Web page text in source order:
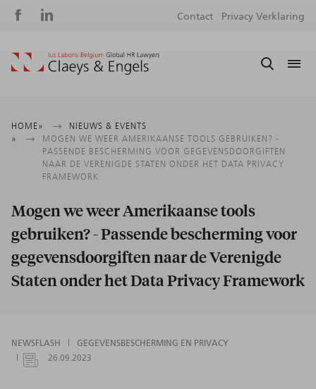
Social
Contact Privacy Verklaring
Kruimelpad
HOME
NIEUWS & EVENTS
MOGEN WE WEER AMERIKAANSE TOOLS GEBRUIKEN? -
PASSENDE BESCHERMING VOOR GEGEVENSDOORGIFTEN
NAAR DE VERENIGDE STATEN ONDER HET DATA PRIVACY
FRAMEWORK
Mogen we weer Amerikaanse tools
gebruiken? - Passende bescherming voor
gegevensdoorgiften naar de Verenigde
Staten onder het Data Privacy Framework
NEWSFLASH
GEGEVENSBESCHERMING EN PRIVACY
26.09.2023